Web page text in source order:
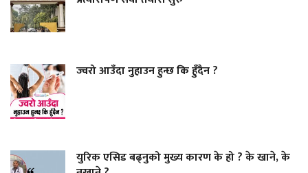
ज्वरो आउँदा नुहाउन हुन्छ कि हुँदैन ?
युरिक एसिड बढ्नुको मुख्य कारण के हो ? के खाने, के